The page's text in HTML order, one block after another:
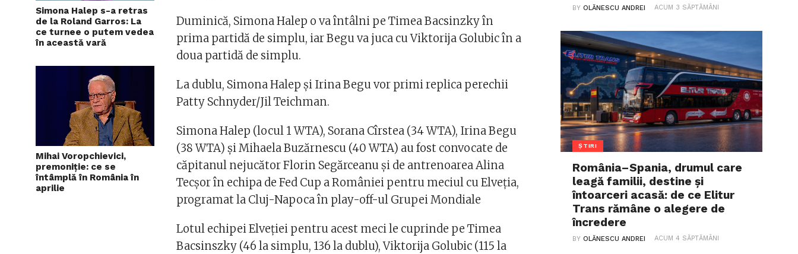
Simona Halep s-a retras
de la Roland Garros: La
ce turnee o putem vedea
în această vară
Mihai Voropchievici,
premoniție: ce se
întâmplă în România în
aprilie
Duminică, Simona Halep o va întâlni pe Timea Bacsinzky în
prima partidă de simplu, iar Begu va juca cu Viktorija Golubic în a
doua partidă de simplu.
La dublu, Simona Halep şi Irina Begu vor primi replica perechii
Patty Schnyder/Jil Teichman.
Simona Halep (locul 1 WTA), Sorana Cîrstea (34 WTA), Irina Begu
(38 WTA) şi Mihaela Buzărnescu (40 WTA) au fost convocate de
căpitanul nejucător Florin Segărceanu şi de antrenoarea Alina
Tecşor în echipa de Fed Cup a României pentru meciul cu Elveţia,
programat la Cluj-Napoca în play-off-ul Grupei Mondiale
Lotul echipei Elveţiei pentru acest meci le cuprinde pe Timea
Bacsinszky (46 la simplu, 136 la dublu), Viktorija Golubic (115 la
BYOLĂNESCU ANDREI ACUM 3 SĂPTĂMÂNI
ȘTIRI
România–Spania, drumul care
leagă familii, destine și
întoarceri acasă: de ce Elitur
Trans rămâne o alegere de
încredere
BYOLĂNESCU ANDREI ACUM 4 SĂPTĂMÂNI